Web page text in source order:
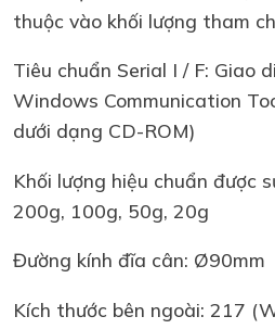
thuộc vào khối lượng tham
Tiêu chuẩn Serial I / F: Giao
Windows Communication
dưới dạng CD-ROM)
Khối lượng hiệu chuẩn được
200g, 100g, 50g, 20g
Đường kính đĩa cân: Ø90mm
Kích thước bên ngoài: 217